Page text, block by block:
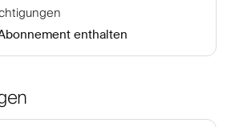
enthalten